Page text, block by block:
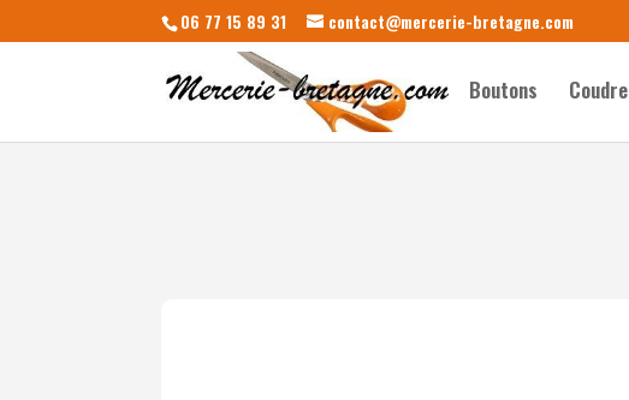
06 77 15 89 31 contact@mercerie-bretagne.com
Boutons Coudre